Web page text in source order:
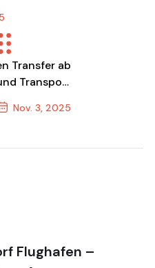
Transfer ab
Transport
Festpreis
Nov. 3, 2025
Flughafen –